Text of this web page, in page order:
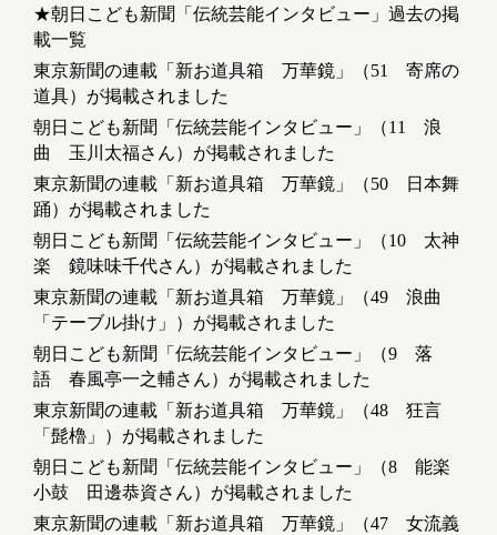
★朝日こども新聞「伝統芸能インタビュー」過去の掲
載一覧
東京新聞の連載「新お道具箱 万華鏡」（51 寄席の
道具）が掲載されました
朝日こども新聞「伝統芸能インタビュー」（11 浪
曲 玉川太福さん）が掲載されました
東京新聞の連載「新お道具箱 万華鏡」（50 日本舞
踊）が掲載されました
朝日こども新聞「伝統芸能インタビュー」（10 太神
楽 鏡味味千代さん）が掲載されました
東京新聞の連載「新お道具箱 万華鏡」（49 浪曲
「テーブル掛け」）が掲載されました
朝日こども新聞「伝統芸能インタビュー」（9 落
語 春風亭一之輔さん）が掲載されました
東京新聞の連載「新お道具箱 万華鏡」（48 狂言
「髭櫓」）が掲載されました
朝日こども新聞「伝統芸能インタビュー」（8 能楽
小鼓 田邊恭資さん）が掲載されました
東京新聞の連載「新お道具箱 万華鏡」（47 女流義